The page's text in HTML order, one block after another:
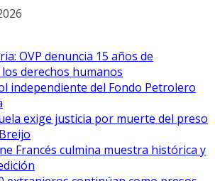
OVP denuncia 15 años de
derechos humanos
independiente del Fondo Petrolero
exige justicia por muerte del preso
Francés culmina muestra histórica y